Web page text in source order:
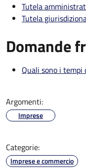
Tutela
Tutela
Domande
Quali sono i
Argomenti:
Imprese
Categorie:
Imprese e commercio